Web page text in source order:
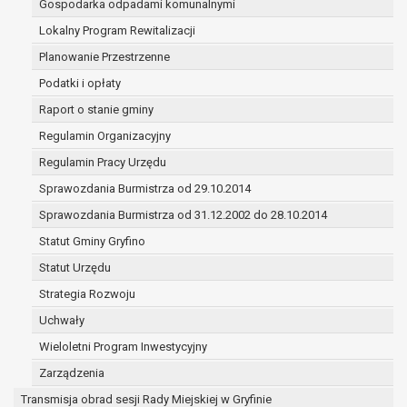
Gospodarka odpadami komunalnymi
Lokalny Program Rewitalizacji
Planowanie Przestrzenne
Podatki i opłaty
Raport o stanie gminy
Regulamin Organizacyjny
Regulamin Pracy Urzędu
Sprawozdania Burmistrza od 29.10.2014
Sprawozdania Burmistrza od 31.12.2002 do 28.10.2014
Statut Gminy Gryfino
Statut Urzędu
Strategia Rozwoju
Uchwały
Wieloletni Program Inwestycyjny
Zarządzenia
Transmisja obrad sesji Rady Miejskiej w Gryfinie
dotyczą, lub innej osoby fizycznej;
wykonania zadania realizowanego w interesie
publicznym lub w ramach sprawowania władzy
publicznej powierzonej administratorowi;
w pozostałych przypadkach dane osobowe
przetwarzane są wyłącznie na podstawie
wcześniej udzielonej zgody w zakresie i celu
określonym w treści zgody.
W związku z przetwarzaniem danych w celu wskazanym
w pkt. 3, dane osobowe mogą być udostępniane innym
upoważnionym odbiorcom lub kategoriom odbiorców
danych osobowych. Odbiorcami mogą być:
podmioty, które przetwarzają dane osobowe w
imieniu administratora na podstawie zawartej z nim
umowy powierzenia przetwarzania danych
osobowych;
podmioty upoważnione do odbioru danych
osobowych na podstawie odpowiednich przepisów
Pani/Pana dane osobowe będą przetwarzane przez okres